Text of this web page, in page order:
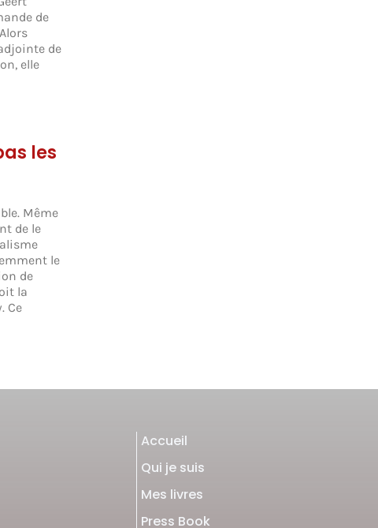
de
de
elle
les
Même
de le
le
de
la
Ce
Accueil
Qui je suis
Mes livres
Press Book